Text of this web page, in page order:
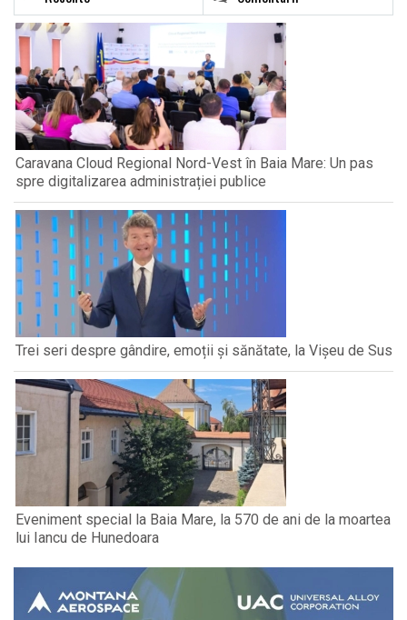
Caravana Cloud Regional Nord-Vest în Baia Mare: Un pas
spre digitalizarea administrației publice
Trei seri despre gândire, emoții și sănătate, la Vișeu de Sus
Eveniment special la Baia Mare, la 570 de ani de la moartea
lui Iancu de Hunedoara